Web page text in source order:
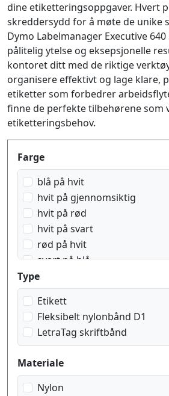
dine etiketteringsoppgaver. Hvert
skreddersydd for å møte de unike
Dymo Labelmanager Executive
pålitelig ytelse og eksepsjonelle
kontoret ditt med de riktige
organisere effektivt og lage klare,
etiketter som forbedrer
finne de perfekte tilbehørene som
etiketteringsbehov.
Produktfilter
Farge
blå på hvit
hvit på gjennomsiktig
hvit på rød
hvit på svart
rød på hvit
svart på blå
svart på gjennomsiktig
svart på grønn
svart på gul
svart på hvit
svart på oransje
Type
Etikett
Fleksibelt nylonbånd D1
LetraTag skriftbånd
Materiale
Nylon